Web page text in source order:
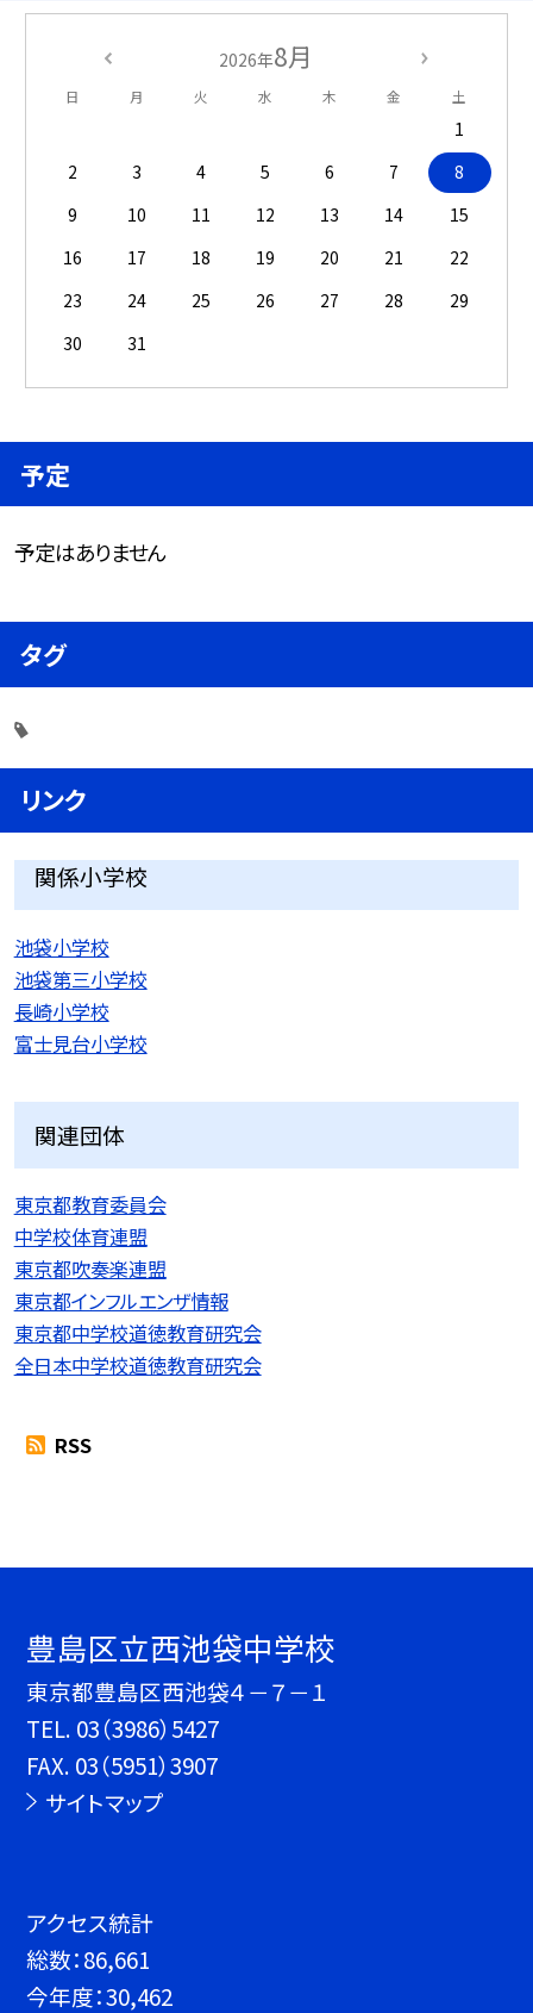
2026年8月
日 月 火 水 木 金 土
1
2
3 4 5 6 7
8
9
10 11 12 13 14
15
16
17 18 19 20 21
22
23
24 25 26 27 28
29
30
31
予定
予定はありません
タグ
リンク
関係小学校
池袋小学校
池袋第三小学校
長崎小学校
富士見台小学校
関連団体
東京都教育委員会
中学校体育連盟
東京都吹奏楽連盟
東京都インフルエンザ情報
東京都中学校道徳教育研究会
全日本中学校道徳教育研究会
RSS
豊島区立西池袋中学校
東京都豊島区西池袋４－７－１
TEL. 03（3986）5427
FAX. 03（5951）3907
サイトマップ
アクセス統計
総数：86,661
今年度：30,462